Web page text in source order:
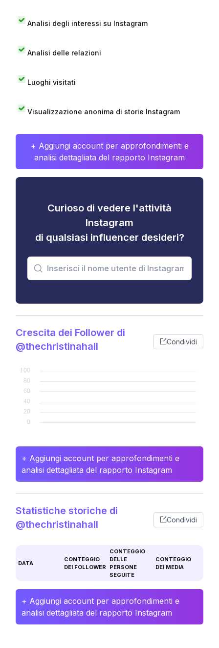
Analisi degli interessi su Instagram
Analisi delle relazioni
Luoghi visitati
Visualizzazione anonima di storie Instagram
+ Aggiungi account per approfondimenti e
analisi dettagliata del rapporto Instagram
Curioso di vedere l'attività
Instagram
di qualsiasi influencer desideri?
Crescita dei Follower di
@thechristinahall
Condividi
+ Aggiungi account per approfondimenti e
analisi dettagliata del rapporto Instagram
Statistiche storiche di
@thechristinahall
Condividi
DATA
CONTEGGIO
DEI FOLLOWER
CONTEGGIO
DELLE
PERSONE
SEGUITE
CONTEGGIO
DEI MEDIA
+ Aggiungi account per approfondimenti e
analisi dettagliata del rapporto Instagram